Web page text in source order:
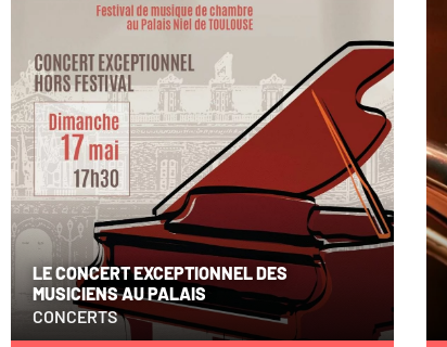
LE CONCERT EXCEPTIONNEL DES
MUSICIENS AU PALAIS
CONCERTS